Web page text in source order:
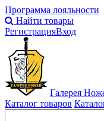
Программа лояльности
Найти товары
РегистрацияВход
Галерея
Каталог товаров